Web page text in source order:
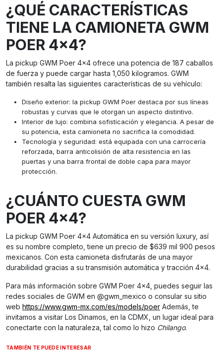
¿QUÉ CARACTERÍSTICAS
TIENE LA CAMIONETA GWM
POER 4×4?
La pickup GWM Poer 4×4 ofrece una potencia de 187 caballos
de fuerza y puede cargar hasta 1,050 kilogramos. GWM
también resalta las siguientes características de su vehículo:
Diseño exterior: la pickup GWM Poer destaca por sus líneas
robustas y curvas que le otorgan un aspecto distintivo.
Interior de lujo: combina sofisticación y elegancia. A pesar de
su potencia, esta camioneta no sacrifica la comodidad.
Tecnología y seguridad: está equipada con una carrocería
reforzada, barra anticolisión de alta resistencia en las
puertas y una barra frontal de doble capa para mayor
protección.
¿CUÁNTO CUESTA GWM
POER 4×4?
La pickup GWM Poer 4×4 Automática en su versión luxury, así
es su nombre completo, tiene un precio de $639 mil 900 pesos
mexicanos. Con esta camioneta disfrutarás de una mayor
durabilidad gracias a su transmisión automática y tracción 4×4.
Para más información sobre GWM Poer 4×4, puedes seguir las
redes sociales de GWM en @gwm_mexico o consular su sitio
web https://www.gwm-mx.com/es/models/poer Además, te
invitamos a visitar Los Dinamos, en la CDMX, un lugar ideal para
conectarte con la naturaleza, tal como lo hizo Chilango.
TAMBIÉN TE PUEDE INTERESAR